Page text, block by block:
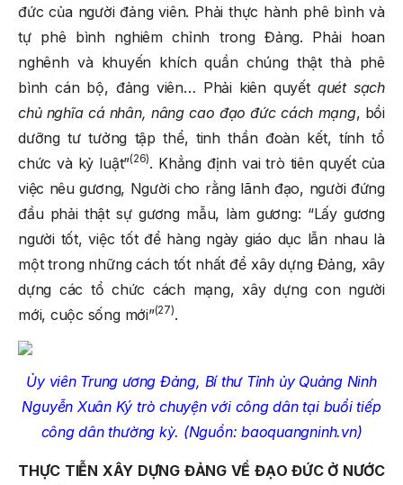
đức của người đảng viên. Phải thực hành phê bình và
tự phê bình nghiêm chỉnh trong Đảng. Phải hoan
nghênh và khuyến khích quần chúng thật thà phê
bình cán bộ, đảng viên… Phải kiên quyết quét sạch
chủ nghĩa cá nhân, nâng cao đạo đức cách mạng, bồi
dưỡng tư tưởng tập thể, tinh thần đoàn kết, tính tổ
chức và kỷ luật”(26). Khẳng định vai trò tiên quyết của
việc nêu gương, Người cho rằng lãnh đạo, người đứng
đầu phải thật sự gương mẫu, làm gương: “Lấy gương
người tốt, việc tốt để hàng ngày giáo dục lẫn nhau là
một trong những cách tốt nhất để xây dựng Đảng, xây
dựng các tổ chức cách mạng, xây dựng con người
mới, cuộc sống mới”(27).
Ủy viên Trung ương Đảng, Bí thư Tỉnh ủy Quảng Ninh
Nguyễn Xuân Ký trò chuyện với công dân tại buổi tiếp
công dân thường kỳ. (Nguồn: baoquangninh.vn)
THỰC TIỄN XÂY DỰNG ĐẢNG VỀ ĐẠO ĐỨC Ở NƯỚC